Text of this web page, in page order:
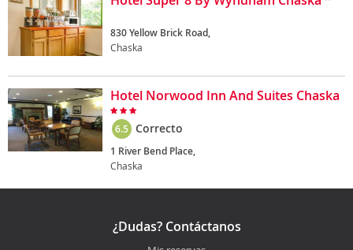
830 Yellow Brick Road,
Chaska
Hotel Norwood Inn And Suites Chaska
6.5 Correcto
1 River Bend Place,
Chaska
¿Dudas? Contáctanos